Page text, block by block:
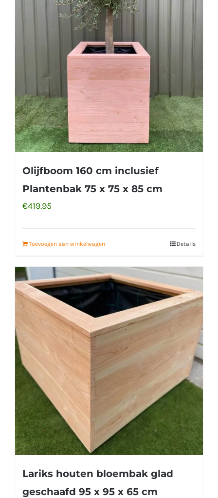
Olijfboom 160 cm inclusief
Plantenbak 75 x 75 x 85 cm
€419.95
Toevoegen aan winkelwagen Details
Lariks houten bloembak glad
geschaafd 95 x 95 x 65 cm